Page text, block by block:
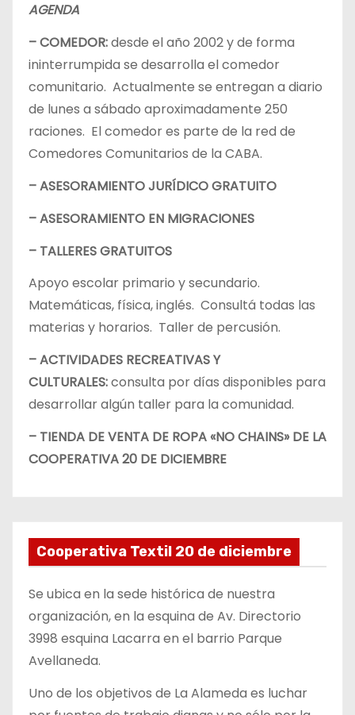
AGENDA
– COMEDOR:desde el año 2002 y de forma
ininterrumpida se desarrolla el comedor
comunitario. Actualmente se entregan a diario
de lunes a sábado aproximadamente 250
raciones. El comedor es parte de la red de
Comedores Comunitarios de la CABA.
– ASESORAMIENTO JURÍDICO GRATUITO
– ASESORAMIENTO EN MIGRACIONES
– TALLERES GRATUITOS
Apoyo escolar primario y secundario.
Matemáticas, física, inglés. Consultá todas las
materias y horarios. Taller de percusión.
– ACTIVIDADES RECREATIVAS Y
CULTURALES:consulta por días disponibles para
desarrollar algún taller para la comunidad.
– TIENDA DE VENTA DE ROPA «NO CHAINS» DE LA
COOPERATIVA 20 DE DICIEMBRE
Cooperativa Textil 20 de diciembre
Se ubica en la sede histórica de nuestra
organización, en la esquina de Av. Directorio
3998 esquina Lacarra en el barrio Parque
Avellaneda.
Uno de los objetivos de La Alameda es luchar